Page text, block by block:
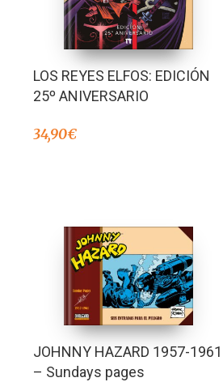
LOS REYES ELFOS: EDICIÓN
25º ANIVERSARIO
34,90€
JOHNNY HAZARD 1957-1961
– Sundays pages